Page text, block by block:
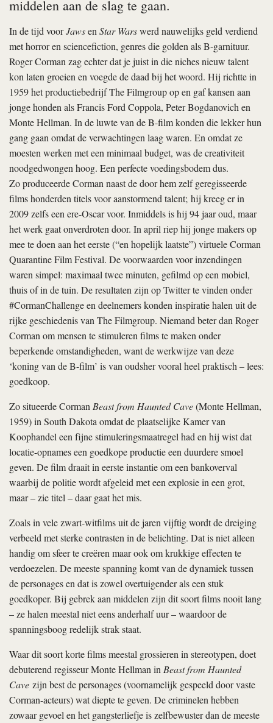
middelen aan de slag te gaan.
In de tijd voorJawsen Star Warswerd nauwelijks geld verdiend
met horror en sciencefiction, genres die golden als B-garnituur.
Roger Corman zag echter dat je juist in die niches nieuw talent
kon laten groeien en voegde de daad bij het woord. Hij richtte in
1959 het productiebedrijf The Filmgroup op en gaf kansen aan
jonge honden als Francis Ford Coppola, Peter Bogdanovich en
Monte Hellman. In de luwte van de B-film konden die lekker hun
gang gaan omdat de verwachtingen laag waren. En omdat ze
moesten werken met een minimaal budget, was de creativiteit
noodgedwongen hoog. Een perfecte voedingsbodem dus.
Zo produceerde Corman naast de door hem zelf geregisseerde
films honderden titels voor aanstormend talent; hij kreeg er in
2009 zelfs een ere-Oscar voor. Inmiddels is hij 94 jaar oud, maar
het werk gaat onverdroten door. In april riep hij jonge makers op
mee te doen aan het eerste (“en hopelijk laatste”) virtuele Corman
Quarantine Film Festival. De voorwaarden voor inzendingen
waren simpel: maximaal twee minuten, gefilmd op een mobiel,
thuis of in de tuin. De resultaten zijn op Twitter te vinden onder
#CormanChallenge en deelnemers konden inspiratie halen uit de
rijke geschiedenis van The Filmgroup. Niemand beter dan Roger
Corman om mensen te stimuleren films te maken onder
beperkende omstandigheden, want de werkwijze van deze
‘koning van de B-film’ is van oudsher vooral heel praktisch – lees:
goedkoop.
Zo situeerde Corman Beast from Haunted Cave(Monte Hellman,
1959) in South Dakota omdat de plaatselijke Kamer van
Koophandel een fijne stimuleringsmaatregel had en hij wist dat
locatie-opnames een goedkope productie een duurdere smoel
geven. De film draait in eerste instantie om een bankoverval
waarbij de politie wordt afgeleid met een explosie in een grot,
maar – zie titel – daar gaat het mis.
Zoals in vele zwart-witfilms uit de jaren vijftig wordt de dreiging
verbeeld met sterke contrasten in de belichting. Dat is niet alleen
handig om sfeer te creëren maar ook om krukkige effecten te
verdoezelen. De meeste spanning komt van de dynamiek tussen
de personages en dat is zowel overtuigender als een stuk
goedkoper. Bij gebrek aan middelen zijn dit soort films nooit lang
– ze halen meestal niet eens anderhalf uur – waardoor de
spanningsboog redelijk strak staat.
Waar dit soort korte films meestal grossieren in stereotypen, doet
debuterend regisseur Monte Hellman in Beast from Haunted
Cave zijn best de personages (voornamelijk gespeeld door vaste
Corman-acteurs) wat diepte te geven. De criminelen hebben
zowaar gevoel en het gangsterliefje is zelfbewuster dan de meeste